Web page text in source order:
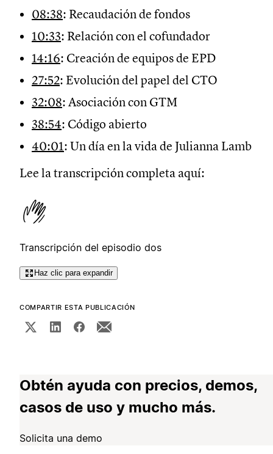
08:38: Recaudación de fondos
10:33: Relación con el cofundador
14:16: Creación de equipos de EPD
27:52: Evolución del papel del CTO
32:08: Asociación con GTM
38:54: Código abierto
40:01: Un día en la vida de Julianna Lamb
Lee la transcripción completa aquí:
Transcripción del episodio dos
Haz clic para expandir
COMPARTIR ESTA PUBLICACIÓN
Obtén ayuda con precios, demos,
casos de uso y mucho más.
Solicita una demo